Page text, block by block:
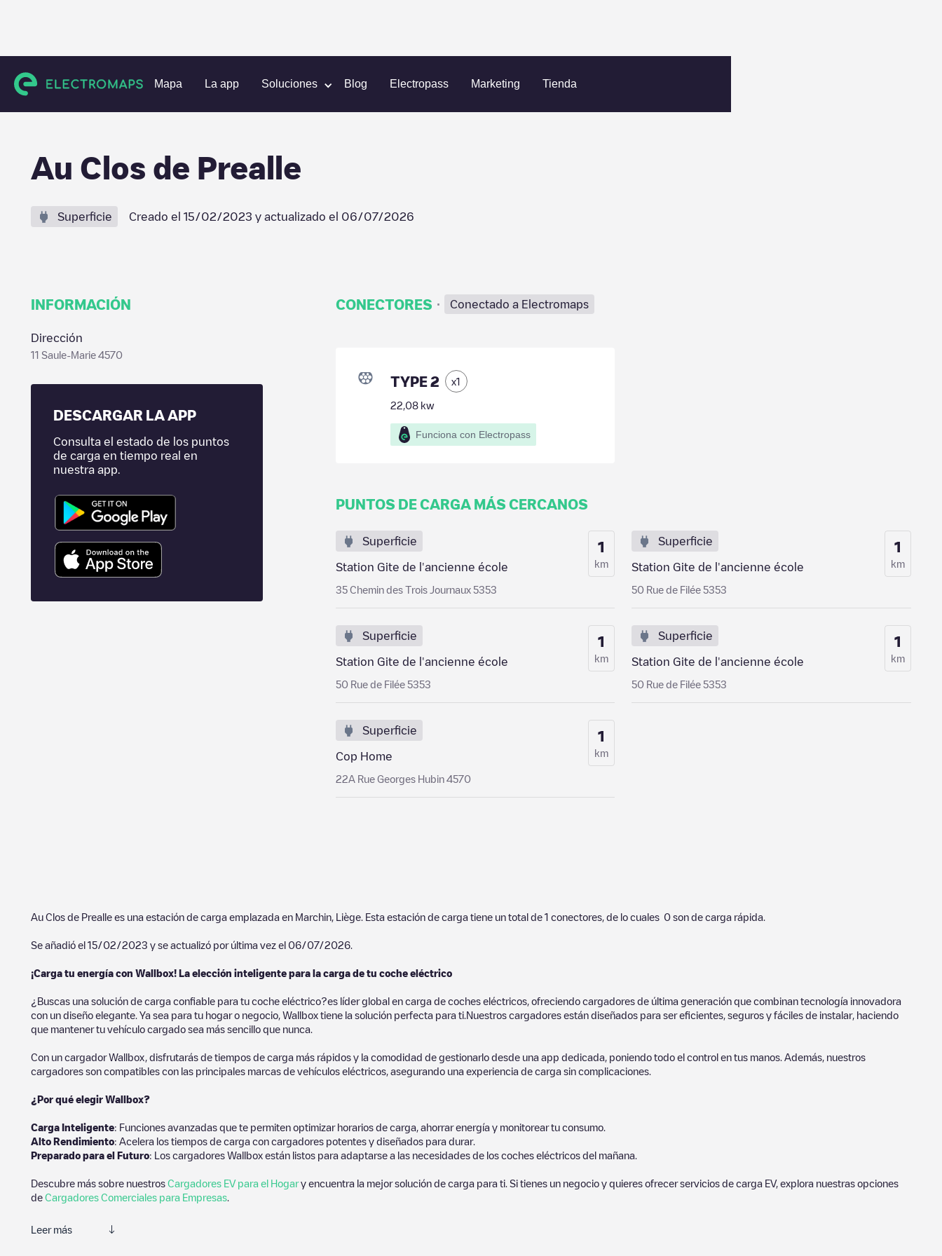
Mapa La app Soluciones Blog Electropass Marketing Tienda
Estaciones de carga Bélgica Liège Marchin Au Clos de Prealle
Au Clos de Prealle
Superficie Creado el 15/02/2023 y actualizado el 06/07/2026
INFORMACIÓN
Dirección
11 Saule-Marie 4570
DESCARGAR LA APP
Consulta el estado de los puntos
de carga en tiempo real en
nuestra app.
CONECTORES · Conectado a Electromaps
TYPE 2 x1
22,08kw
Funciona con Electropass
PUNTOS DE CARGA MÁS CERCANOS
Superficie
Station Gite de l'ancienne école
35 Chemin des Trois Journaux 5353
1
km
Superficie
Station Gite de l'ancienne école
50 Rue de Filée 5353
1
km
Superficie
Station Gite de l'ancienne école
50 Rue de Filée 5353
1
km
Superficie
Station Gite de l'ancienne école
50 Rue de Filée 5353
1
km
Superficie
Cop Home
22A Rue Georges Hubin 4570
1
km
Au Clos de Prealle es una estación de carga emplazada en Marchin Liège . Esta estación de carga tiene un total de 1 conectores, de lo cuales 0 son de carga rápida.
Se añadió el 15/02/2023 y se actualizó por última vez el 06/07/2026
¡Carga tu energía con Wallbox! La elección inteligente para la carga de tu coche eléctrico
¿Buscas una solución de carga confiable para tu coche eléctrico?es líder global en carga de coches eléctricos, ofreciendo cargadores de última generación que combinan tecnología innovadora
con un diseño elegante. Ya sea para tu hogar o negocio, Wallbox tiene la solución perfecta para ti.Nuestros cargadores están diseñados para ser eficientes, seguros y fáciles de instalar, haciendo
que mantener tu vehículo cargado sea más sencillo que nunca.
Con un cargador Wallbox, disfrutarás de tiempos de carga más rápidos y la comodidad de gestionarlo desde una app dedicada, poniendo todo el control en tus manos. Además, nuestros
cargadores son compatibles con las principales marcas de vehículos eléctricos, asegurando una experiencia de carga sin complicaciones.
¿Por qué elegir Wallbox?
Carga Inteligente: Funciones avanzadas que te permiten optimizar horarios de carga, ahorrar energía y monitorear tu consumo.
Alto Rendimiento: Acelera los tiempos de carga con cargadores potentes y diseñados para durar.
Preparado para el Futuro: Los cargadores Wallbox están listos para adaptarse a las necesidades de los coches eléctricos del mañana.
Descubre más sobre nuestros Cargadores EV para el Hogary encuentra la mejor solución de carga para ti. Si tienes un negocio y quieres ofrecer servicios de carga EV, explora nuestras opciones
de Cargadores Comerciales para Empresas
Leer más